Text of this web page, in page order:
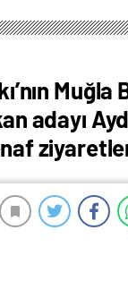
Muğla
adayı
25 Mayıs 2024 00:24